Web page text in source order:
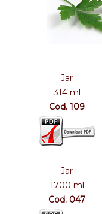
Jar
314 ml
Cod. 109
Jar
1700 ml
Cod. 047